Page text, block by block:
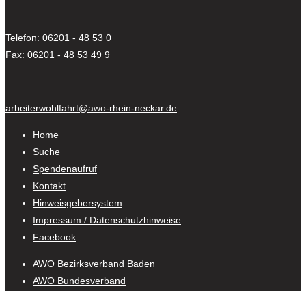
Telefon: 06201 - 48 53 0
Fax: 06201 - 48 53 49 9
arbeiterwohlfahrt@awo-rhein-neckar.de
Home
Suche
Spendenaufruf
Kontakt
Hinweisgebersystem
Impressum / Datenschutzhinweise
Facebook
AWO Bezirksverband Baden
AWO Bundesverband